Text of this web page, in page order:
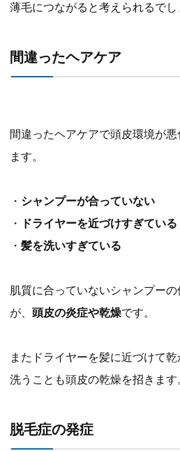
薄毛につながると考えられるでし
間違ったヘアケア
間違ったヘアケアで頭皮環境が
ます。
・ シャンプーが合っていない
・
ドライヤーを近づけすぎている
・ 髪を洗いすぎている
肌質に合っていないシャンプー
が、 頭皮の炎症や乾燥です。
またドライヤーを髪に近づけて
洗うことも頭皮の乾燥を招きます
脱毛症の発症